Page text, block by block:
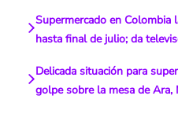
Supermercado en Colombia
hasta final de julio; da
Delicada situación para
golpe sobre la mesa de Ara,